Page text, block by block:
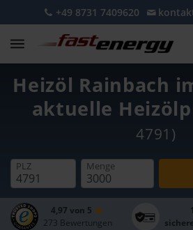
+49 8731 7409620
Heizöl Rainbach
aktuelle
4791)
PLZ Menge
4,97 von 5
273 Bewertungen